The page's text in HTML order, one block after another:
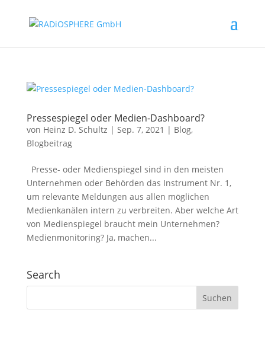
Pressespiegel oder Medien-Dashboard?
von Heinz D. Schultz | Sep. 7, 2021 | Blog,
Blogbeitrag
Presse- oder Medienspiegel sind in den meisten
Unternehmen oder Behörden das Instrument Nr. 1,
um relevante Meldungen aus allen möglichen
Medienkanälen intern zu verbreiten. Aber welche Art
von Medienspiegel braucht mein Unternehmen?
Medienmonitoring? Ja, machen...
Search